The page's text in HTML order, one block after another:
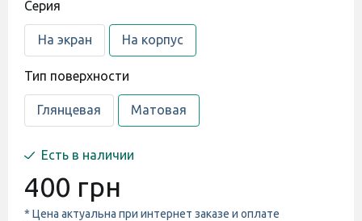
Cерия
На экран На корпус
Тип поверхности
Глянцевая Матовая
Есть в наличии
400 грн
* Цена актуальна при интернет заказе и оплате